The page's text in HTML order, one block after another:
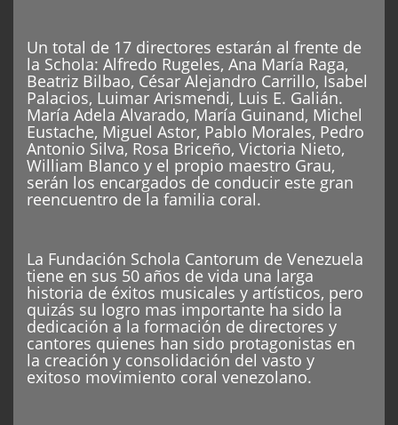
Un total de 17 directores estarán al frente de
la Schola: Alfredo Rugeles, Ana María Raga,
Beatriz Bilbao, César Alejandro Carrillo, Isabel
Palacios, Luimar Arismendi, Luis E. Galián.
María Adela Alvarado, María Guinand, Michel
Eustache, Miguel Astor, Pablo Morales, Pedro
Antonio Silva, Rosa Briceño, Victoria Nieto,
William Blanco y el propio maestro Grau,
serán los encargados de conducir este gran
reencuentro de la familia coral.
La Fundación Schola Cantorum de Venezuela
tiene en sus 50 años de vida una larga
historia de éxitos musicales y artísticos, pero
quizás su logro mas importante ha sido la
dedicación a la formación de directores y
cantores quienes han sido protagonistas en
la creación y consolidación del vasto y
exitoso movimiento coral venezolano.